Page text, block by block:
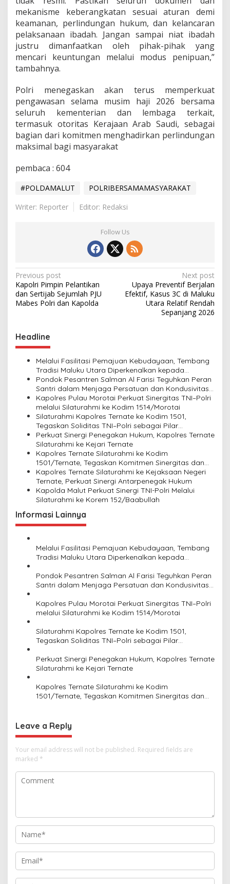
mekanisme keberangkatan sesuai aturan demi
keamanan, perlindungan hukum, dan kelancaran
pelaksanaan ibadah. Jangan sampai niat ibadah
justru dimanfaatkan oleh pihak-pihak yang
mencari keuntungan melalui modus penipuan,”
tambahnya.
Polri menegaskan akan terus memperkuat
pengawasan selama musim haji 2026 bersama
seluruh kementerian dan lembaga terkait,
termasuk otoritas Kerajaan Arab Saudi, sebagai
bagian dari komitmen menghadirkan perlindungan
maksimal bagi masyarakat
pembaca : 604
#POLDAMALUT
POLRIBERSAMAMASYARAKAT
Writer: Reporter
Editor: Redaksi
Follow Us
P
o
s
n
a
Previous post
Kapolri Pimpin Pelantikan
dan Sertijab Sejumlah PJU
Mabes Polri dan Kapolda
Next post
Upaya Preventif Berjalan
Efektif, Kasus 3C di Maluku
Utara Relatif Rendah
Sepanjang 2026
Headline
Melalui Fasilitasi Pemajuan Kebudayaan, Tembang
Tradisi Maluku Utara Diperkenalkan kepada
Generasi Muda
Pondok Pesantren Salman Al Farisi Teguhkan Peran
Santri dalam Menjaga Persatuan dan Kondusivitas
Daerah
Kapolres Pulau Morotai Perkuat Sinergitas TNI–Polri
melalui Silaturahmi ke Kodim 1514/Morotai
Silaturahmi Kapolres Ternate ke Kodim 1501,
Tegaskan Soliditas TNI–Polri sebagai Pilar
Keamanan NKRI
Perkuat Sinergi Penegakan Hukum, Kapolres Ternate
Silaturahmi ke Kejari Ternate
Kapolres Ternate Silaturahmi ke Kodim
1501/Ternate, Tegaskan Komitmen Sinergitas dan
Soliditas TNI–Polri
Kapolres Ternate Silaturahmi ke Kejaksaan Negeri
Ternate, Perkuat Sinergi Antarpenegak Hukum
Kapolda Malut Perkuat Sinergi TNI-Polri Melalui
Silaturahmi ke Korem 152/Baabullah
Informasi Lainnya
Melalui Fasilitasi Pemajuan Kebudayaan, Tembang
Tradisi Maluku Utara Diperkenalkan kepada
Pondok Pesantren Salman Al Farisi Teguhkan Peran
Santri dalam Menjaga Persatuan dan Kondusivitas
Kapolres Pulau Morotai Perkuat Sinergitas TNI–Polri
melalui Silaturahmi ke Kodim 1514/Morotai
Silaturahmi Kapolres Ternate ke Kodim 1501,
Tegaskan Soliditas TNI–Polri sebagai Pilar
Perkuat Sinergi Penegakan Hukum, Kapolres Ternate
Silaturahmi ke Kejari Ternate
Kapolres Ternate Silaturahmi ke Kodim
1501/Ternate, Tegaskan Komitmen Sinergitas dan
Leave a Reply
Your email address will not be published. Required fields are
marked *